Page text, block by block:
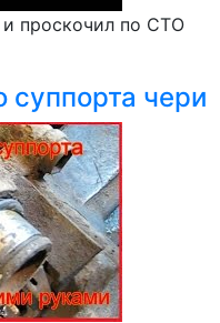
и проскочил по СТО
суппорта чери